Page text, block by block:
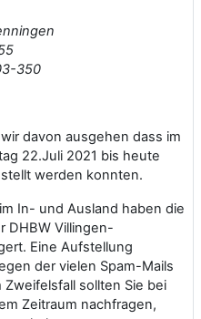
350
davon ausgehen dass im
22.Juli 2021 bis heute
werden konnten.
In- und Ausland haben die
DHBW Villingen-
Eine Aufstellung
der vielen Spam-Mails
sollten Sie bei
Zeitraum nachfragen,